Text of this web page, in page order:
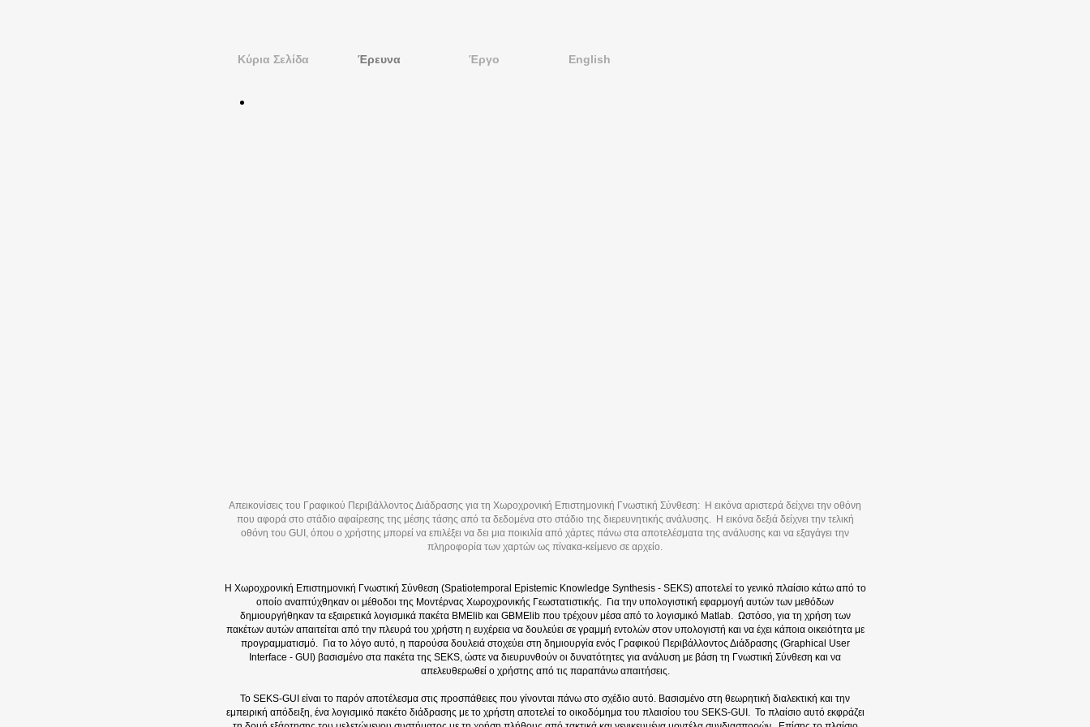
Κύρια Σελίδα Έρευνα Έργο English
Απεικονίσεις του Γραφικού Περιβάλλοντος Διάδρασης για τη Χωροχρονική Επιστημονική Γνωστική Σύνθεση: Η εικόνα αριστερά δείχνει την οθόνη
που αφορά στο στάδιο αφαίρεσης της μέσης τάσης από τα δεδομένα στο στάδιο της διερευνητικής ανάλυσης. Η εικόνα δεξιά δείχνει την τελική
οθόνη του GUI, όπου ο χρήστης μπορεί να επιλέξει να δει μια ποικιλία από χάρτες πάνω στα αποτελέσματα της ανάλυσης και να εξαγάγει την
πληροφορία των χαρτών ως πίνακα-κείμενο σε αρχείο.
Η Χωροχρονική Επιστημονική Γνωστική Σύνθεση (Spatiotemporal Epistemic Knowledge Synthesis - SEKS) αποτελεί το γενικό πλαίσιο κάτω από το
οποίο αναπτύχθηκαν οι μέθοδοι της Μοντέρνας Χωροχρονικής Γεωστατιστικής. Για την υπολογιστική εφαρμογή αυτών των μεθόδων
δημιουργήθηκαν τα εξαιρετικά λογισμικά πακέτα BMElib και GBMElib που τρέχουν μέσα από το λογισμικό Matlab. Ωστόσο, για τη χρήση των
πακέτων αυτών απαιτείται από την πλευρά του χρήστη η ευχέρεια να δουλεύει σε γραμμή εντολών στον υπολογιστή και να έχει κάποια οικειότητα με
προγραμματισμό. Για το λόγο αυτό, η παρούσα δουλειά στοχεύει στη δημιουργία ενός Γραφικού Περιβάλλοντος Διάδρασης (Graphical User
Interface - GUI) βασισμένο στα πακέτα της SEKS, ώστε να διευρυνθούν οι δυνατότητες για ανάλυση με βάση τη Γνωστική Σύνθεση και να
απελευθερωθεί ο χρήστης από τις παραπάνω απαιτήσεις.
Το SEKS-GUI είναι το παρόν αποτέλεσμα στις προσπάθειες που γίνονται πάνω στο σχέδιο αυτό. Βασισμένο στη θεωρητική διαλεκτική και την
εμπειρική απόδειξη, ένα λογισμικό πακέτο διάδρασης με το χρήστη αποτελεί το οικοδόμημα του πλαισίου του SEKS-GUI. Το πλαίσιο αυτό εκφράζει